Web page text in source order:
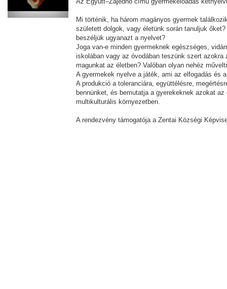
Mi történik, ha három magányos gyermek
született dolgok, vagy életünk során tanuljuk
beszéljük ugyanazt a nyelvet?
Joga van-e minden gyermeknek egészséges,
iskolában vagy az óvodában teszünk szert
magunkat az életben? Valóban olyan nehéz
A gyermekek nyelve a játék, ami az elfogadás és
A produkció a toleranciára, együttélésre,
bennünket, és bemutatja a gyerekeknek azokat
multikulturális környezetben.
A rendezvény támogatója a Zentai Községi